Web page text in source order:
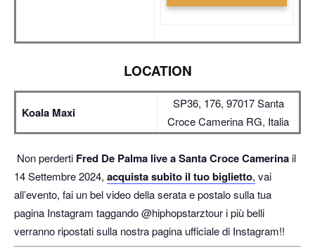
LOCATION
Koala Maxi
SP36, 176, 97017 Santa
Croce Camerina RG, Italia
Non perderti Fred De Palma live a Santa Croce Camerinail
14 Settembre 2024, acquista subito il tuo biglietto, vai
all’evento, fai un bel video della serata e postalo sulla tua
pagina Instagram taggando @hiphopstarztour i più belli
verranno ripostati sulla nostra pagina ufficiale di Instagram!!